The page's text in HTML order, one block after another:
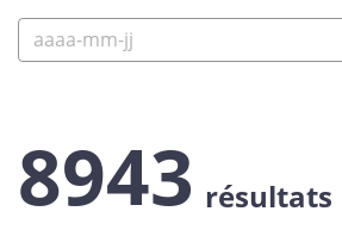
8943 résultats